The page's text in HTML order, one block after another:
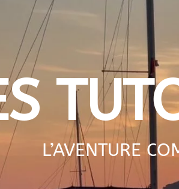
L’AVENTURE